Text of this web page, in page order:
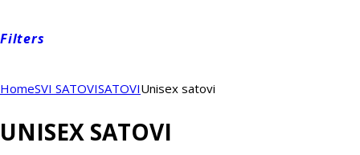
HomeSVI SATOVISATOVIUnisex satovi
UNISEX SATOVI
Filters